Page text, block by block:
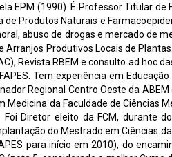
EPM (1990). É Professor Titular de
Produtos Naturais e
abuso de drogas e mercado de
Produtivos Locais de
Revista RBEM e consulto ad hoc
Tem experiência em
Regional Centro Oeste da ABEM
da Faculdade de Ciências
Diretor eleito da FCM, durante
do Mestrado em Ciências
para início em 2010), do